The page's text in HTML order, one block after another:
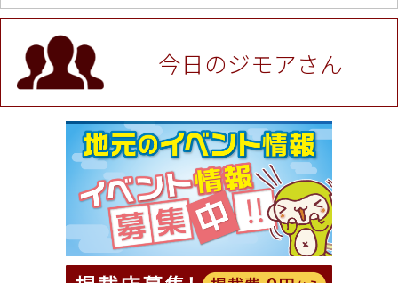
値段提示後「ジモア見た」で更に買い取り金額 U
P！※チケットと新品商品は除く（大黒屋 高田馬場
駅前店）
[有効期限]2026年9月30日
★ジモア限定特典★ お会計より全品5％OFF（ナチ
ュラル＆ハンドメイドショップ［マキマキ］）
[有効期限]2026年9月30日まで
【ジモア限定①】初回割引 特価 VIO脱毛11,000円
⇒8,800円（メンズ専門ワックス脱毛サロン Mickle
（ミックル））
[有効期限]2026年9月30日
【ジモア読者特典2】コース 3,500円→3,000円（料
理5品+2時間飲み放題）（創作イタリアン Pia Cu
ore（ピアクオーレ））
[有効期限]2026年9月30日
今日のジモアさん